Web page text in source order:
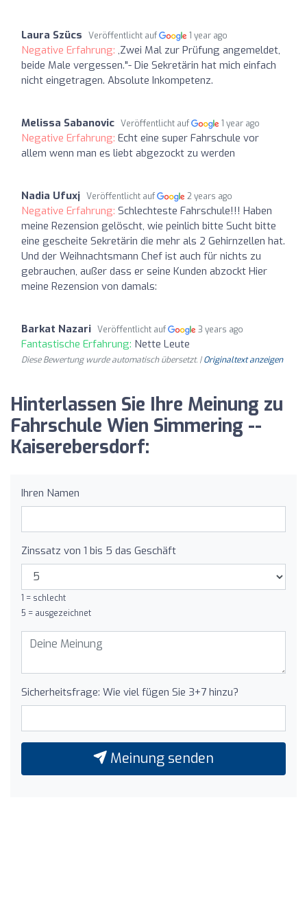
Laura Szücs Veröffentlicht auf 1 year ago
Negative Erfahrung: ,Zwei Mal zur Prüfung angemeldet,
beide Male vergessen."- Die Sekretärin hat mich einfach
nicht eingetragen. Absolute Inkompetenz.
Melissa Sabanovic Veröffentlicht auf 1 year ago
Negative Erfahrung: Echt eine super Fahrschule vor
allem wenn man es liebt abgezockt zu werden
Nadia Ufuxj Veröffentlicht auf 2 years ago
Negative Erfahrung: Schlechteste Fahrschule!!! Haben
meine Rezension gelöscht, wie peinlich bitte Sucht bitte
eine gescheite Sekretärin die mehr als 2 Gehirnzellen hat.
Und der Weihnachtsmann Chef ist auch für nichts zu
gebrauchen, außer dass er seine Kunden abzockt Hier
meine Rezension von damals:
Barkat Nazari Veröffentlicht auf 3 years ago
Fantastische Erfahrung: Nette Leute
Diese Bewertung wurde automatisch übersetzt. |Originaltext anzeigen
Hinterlassen Sie Ihre Meinung zu
Fahrschule Wien Simmering --
Kaiserebersdorf:
Ihren Namen
Zinssatz von 1 bis 5 das Geschäft
1 = schlecht
5 = ausgezeichnet
Sicherheitsfrage: Wie viel fügen Sie 3+7 hinzu?
Meinung senden